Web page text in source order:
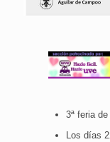
3ª feria
Los días